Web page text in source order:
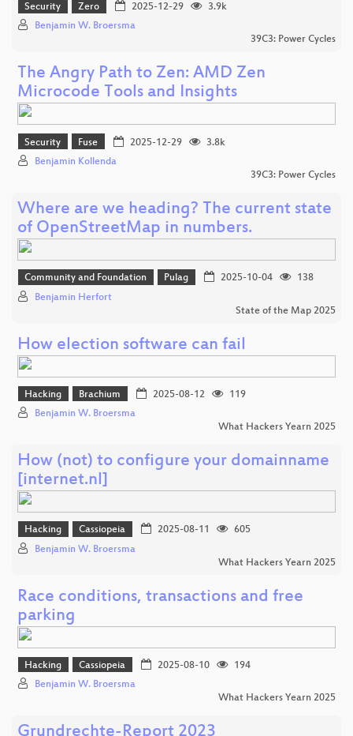
Security Zero 2025-12-29
3.9k
Benjamin W. Broersma
39C3: Power Cycles
The Angry Path to Zen: AMD Zen
Microcode Tools and Insights
Security Fuse 2025-12-29
3.8k
Benjamin Kollenda
39C3: Power Cycles
Where are we heading? The current state
of OpenStreetMap in numbers.
Community and Foundation Pulag 2025-10-04
138
Benjamin Herfort
State of the Map 2025
How election software can fail
Hacking Brachium 2025-08-12
119
Benjamin W. Broersma
What Hackers Yearn 2025
How (not) to configure your domainname
[internet.nl]
Hacking Cassiopeia 2025-08-11
605
Benjamin W. Broersma
What Hackers Yearn 2025
Race conditions, transactions and free
parking
Hacking Cassiopeia 2025-08-10
194
Benjamin W. Broersma
What Hackers Yearn 2025